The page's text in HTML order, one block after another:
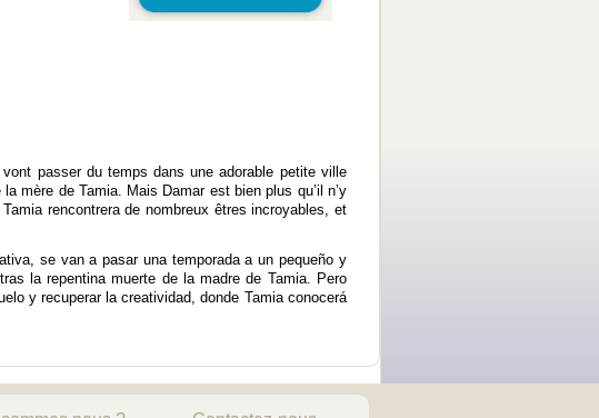
passer du temps dans une adorable petite ville
mère de Tamia. Mais Damar est bien plus qu’il n’y
rencontrera de nombreux êtres incroyables, et
se van a pasar una temporada a un pequeño y
la repentina muerte de la madre de Tamia. Pero
y recuperar la creatividad, donde Tamia conocerá